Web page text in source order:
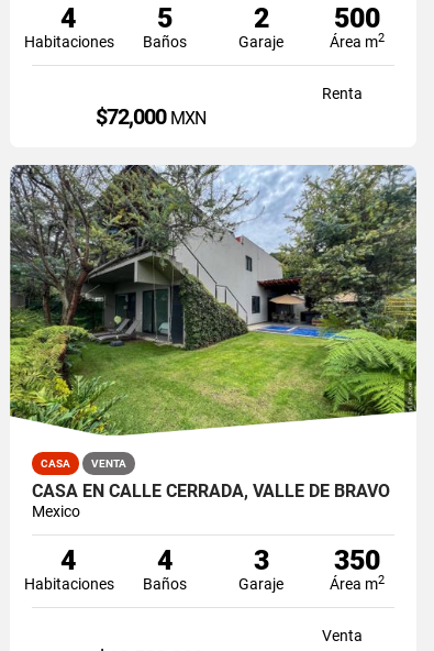
4
Habitaciones
5
Baños
2
Garaje
500
Área m2
Renta
$72,000 MXN
CASA VENTA
CASA EN CALLE CERRADA, VALLE DE BRAVO
Mexico
4
Habitaciones
4
Baños
3
Garaje
350
Área m2
Venta